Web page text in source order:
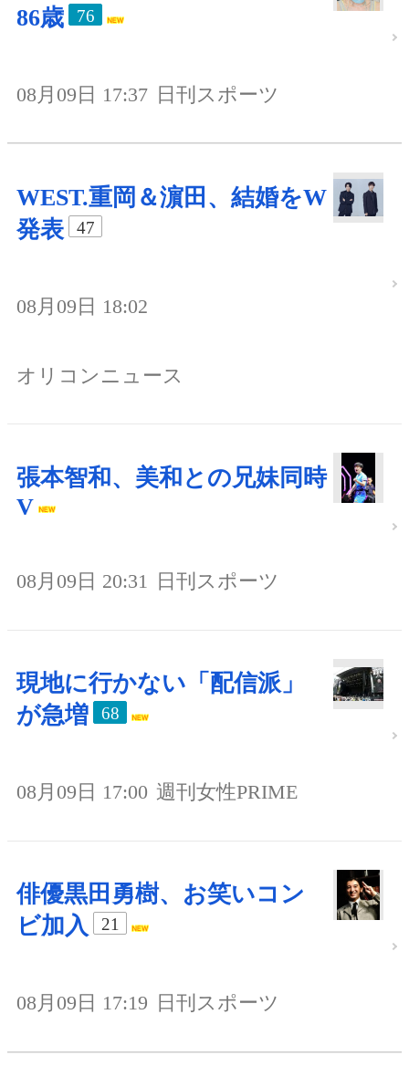
86歳
76
08月09日 17:37 日刊スポーツ
WEST.重岡＆濵田、結婚をW
発表
47
08月09日 18:02
オリコンニュース
張本智和、美和との兄妹同時
V
08月09日 20:31 日刊スポーツ
現地に行かない「配信派」
が急増
68
08月09日 17:00 週刊女性PRIME
俳優黒田勇樹、お笑いコン
ビ加入
21
08月09日 17:19 日刊スポーツ